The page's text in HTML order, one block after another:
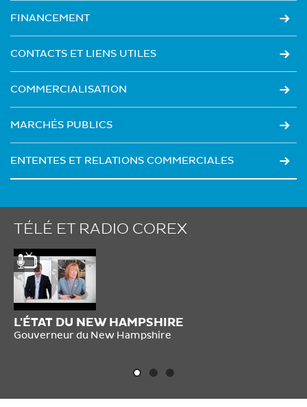
FINANCEMENT
CONTACTS ET LIENS UTILES
COMMERCIALISATION
MARCHÉS PUBLICS
ENTENTES ET RELATIONS COMMERCIALES
TÉLÉ ET RADIO COREX
L'ÉTAT DU NEW HAMPSHIRE
Gouverneur du New Hampshire